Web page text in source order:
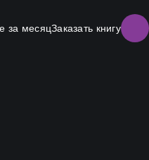
за месяцЗаказать книгу